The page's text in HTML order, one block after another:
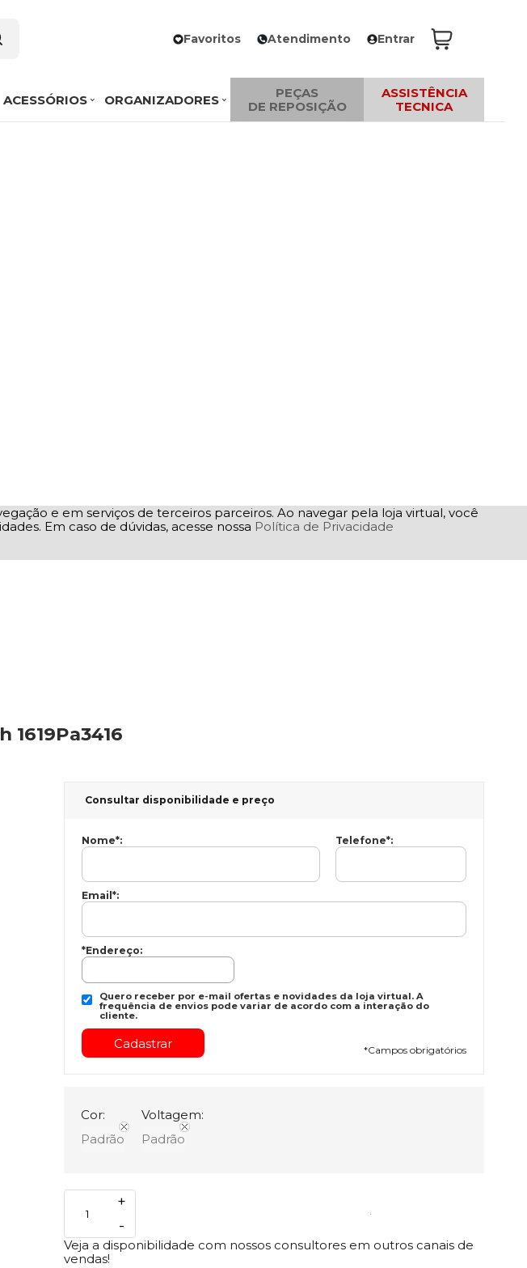
e em serviços de terceiros parceiros. Ao navegar pela loja virtual, você
Em caso de dúvidas, acesse nossa Política de Privacidade
Favoritos Atendimento Entrar
ACESSÓRIOS ORGANIZADORES
PEÇAS
DE REPOSIÇÃO
ASSISTÊNCIA
TECNICA
1619Pa3416
Consultar disponibilidade e preço
Nome*: Telefone*:
Email *:
*Endereço:
Quero receber por e-mail ofertas e novidades da loja virtual. A
frequência de envios pode variar de acordo com a interação do
cliente.
*Campos obrigatórios
Cor:
Padrão
Voltagem:
Padrão
-
+
Veja a disponibilidade com nossos consultores em outros canais de
vendas!